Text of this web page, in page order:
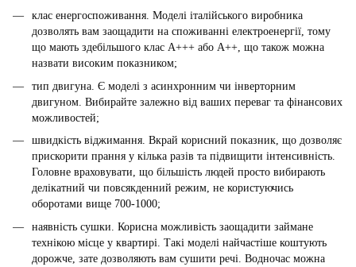
клас енергоспоживання. Моделі італійського виробника
дозволять вам заощадити на споживанні електроенергії, тому
що мають здебільшого клас А+++ або А++, що також можна
назвати високим показником;
тип двигуна. Є моделі з асинхронним чи інверторним
двигуном. Вибирайте залежно від ваших переваг та фінансових
можливостей;
швидкість віджимання. Вкрай корисний показник, що дозволяє
прискорити прання у кілька разів та підвищити інтенсивність.
Головне враховувати, що більшість людей просто вибирають
делікатний чи повсякденний режим, не користуючись
оборотами вище 700-1000;
наявність сушки. Корисна можливість заощадити займане
технікою місце у квартирі. Такі моделі найчастіше коштують
дорожче, зате дозволяють вам сушити речі. Водночас можна